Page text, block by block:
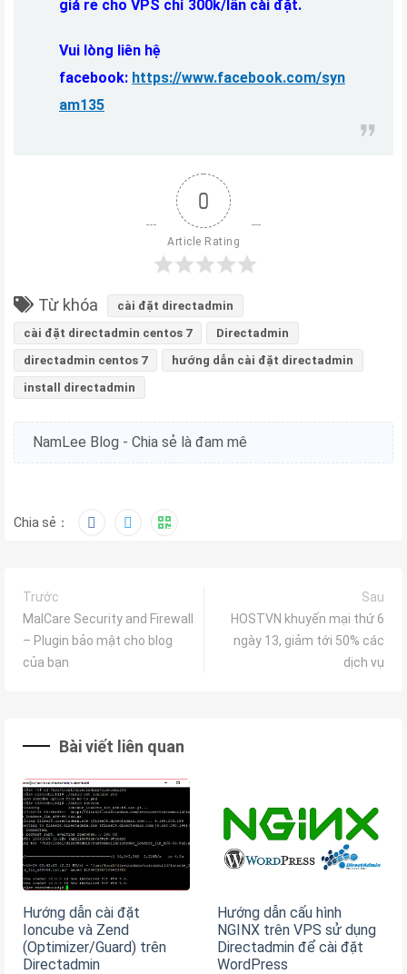
giá rẻ cho VPS chỉ 300k/lần cài đặt.
Vui lòng liên hệ
facebook: https://www.facebook.com/syn
am135
0
Article Rating
Từ khóa
cài đặt directadmin
cài đặt directadmin centos 7
Directadmin
directadmin centos 7
hướng dẫn cài đặt directadmin
install directadmin
NamLee Blog - Chia sẻ là đam mê
Chia sẻ：
Trước
MalCare Security and Firewall
– Plugin bảo mật cho blog
của bạn
Sau
HOSTVN khuyến mại thứ 6
ngày 13, giảm tới 50% các
dịch vụ
Bài viết liên quan
Hướng dẫn cài đặt
Ioncube và Zend
(Optimizer/Guard) trên
Directadmin
Hướng dẫn cấu hình
NGINX trên VPS sử dụng
Directadmin để cài đặt
WordPress